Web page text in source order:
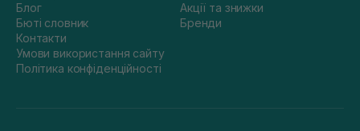
Блог
Бюті словник
Контакти
Умови використання сайту
Політика конфіденційності
Акції та знижки
Бренди